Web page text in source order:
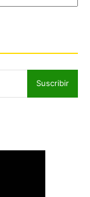
Suscribir